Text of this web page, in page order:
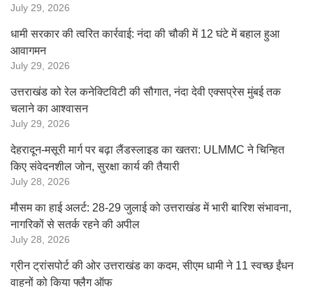
July 29, 2026
धामी सरकार की त्वरित कार्रवाई: नंदा की चौकी में 12 घंटे में बहाल हुआ
आवागमन
July 29, 2026
उत्तराखंड को रेल कनेक्टिविटी की सौगात, नंदा देवी एक्सप्रेस मुंबई तक
चलाने का आश्वासन
July 29, 2026
देहरादून-मसूरी मार्ग पर बढ़ा लैंडस्लाइड का खतरा: ULMMC ने चिन्हित
किए संवेदनशील जोन, सुरक्षा कार्य की तैयारी
July 28, 2026
मौसम का हाई अलर्ट: 28-29 जुलाई को उत्तराखंड में भारी बारिश संभावना,
नागरिकों से सतर्क रहने की अपील
July 28, 2026
ग्रीन ट्रांसपोर्ट की ओर उत्तराखंड का कदम, सीएम धामी ने 11 स्वच्छ ईंधन
वाहनों को किया फ्लैग ऑफ